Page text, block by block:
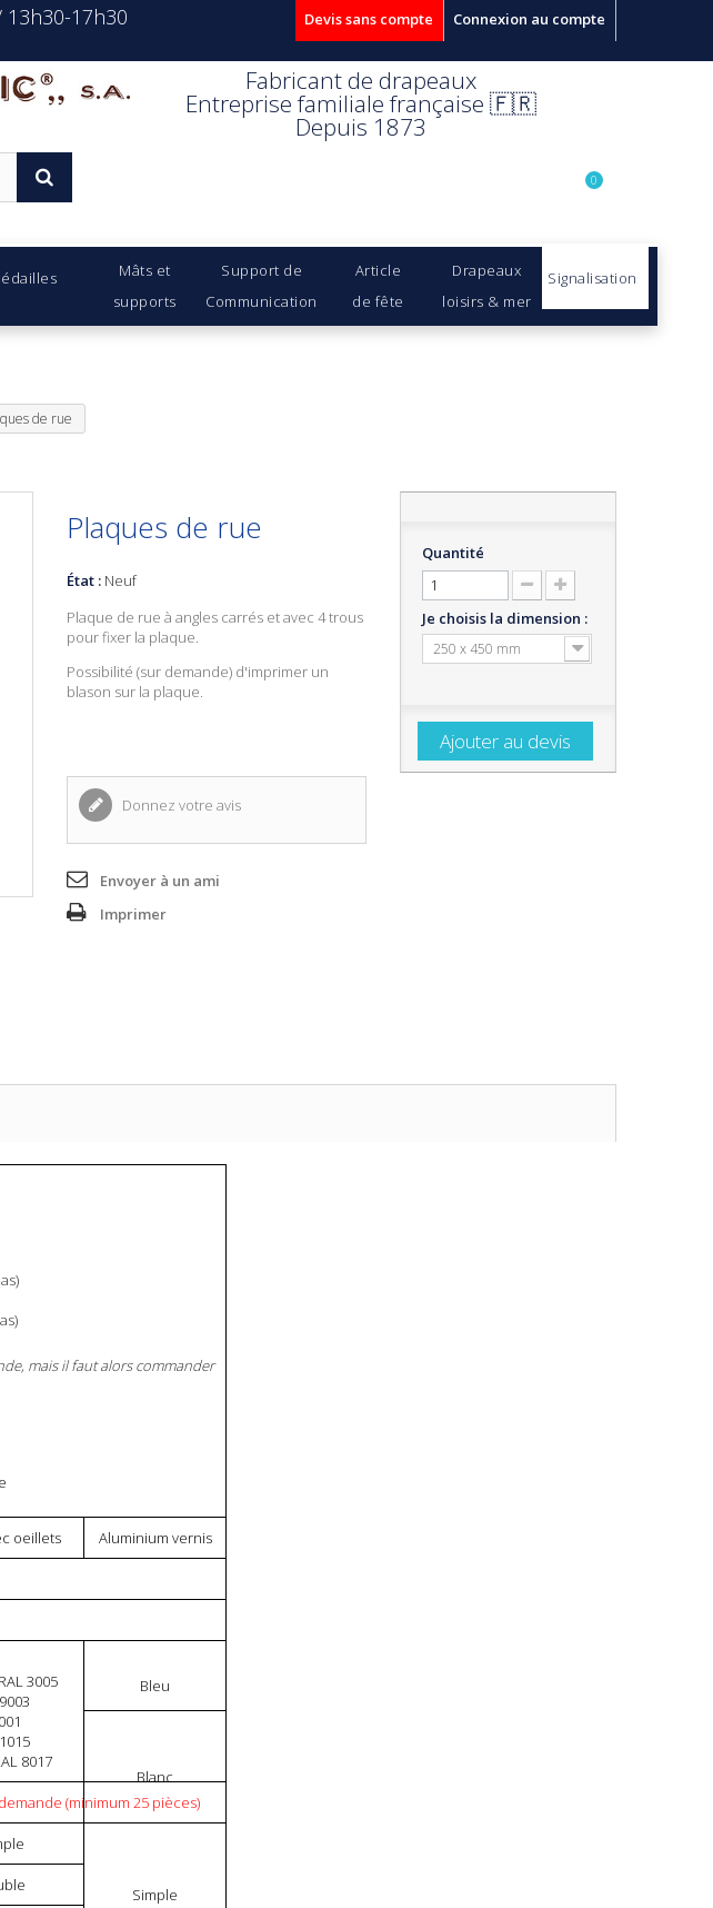
Connexion au compte
17h30 Devis sans compte
Fabricant de drapeaux
Entreprise familiale française 🇫🇷
Depuis 1873
Mâts et
supports
Support de
Communication
Article
de fête
Drapeaux
loisirs & mer
Signalisation
0
de rue
Plaques de rue
État : Neuf
Plaque de rue à angles carrés et avec 4 trous
pour fixer la plaque.
Possibilité (sur demande) d'imprimer un
blason sur la plaque.
Donnez votre avis
Envoyer à un ami
Imprimer
Quantité
Je choisis la dimension :
250 x 450 mm
Ajouter au devis
mais il faut alors commander
oeillets Aluminium vernis
3005
8017
Bleu
Blanc
(minimum 25 pièces)
Simple